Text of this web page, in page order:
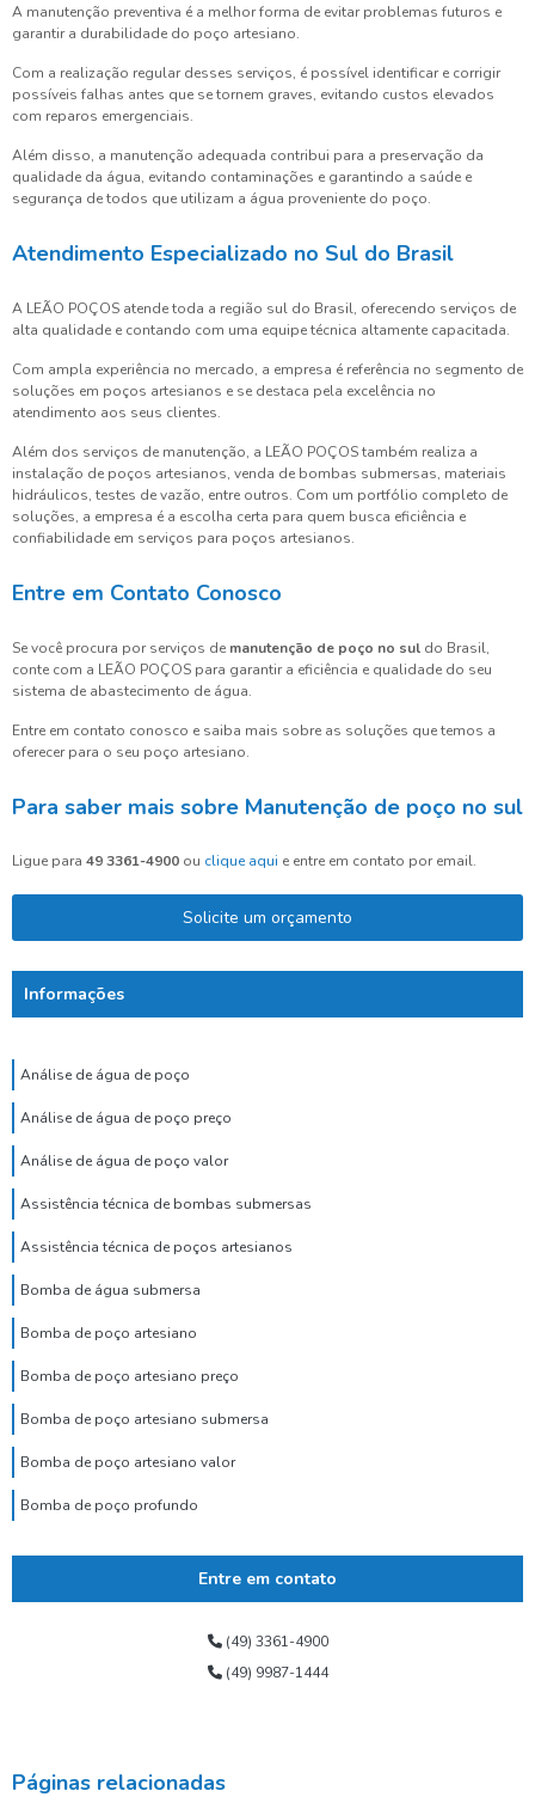
A manutenção preventiva é a melhor forma de evitar problemas futuros e
garantir a durabilidade do poço artesiano.
Com a realização regular desses serviços, é possível identificar e corrigir
possíveis falhas antes que se tornem graves, evitando custos elevados
com reparos emergenciais.
Além disso, a manutenção adequada contribui para a preservação da
qualidade da água, evitando contaminações e garantindo a saúde e
segurança de todos que utilizam a água proveniente do poço.
Atendimento Especializado no Sul do Brasil
A LEÃO POÇOS atende toda a região sul do Brasil, oferecendo serviços de
alta qualidade e contando com uma equipe técnica altamente capacitada.
Com ampla experiência no mercado, a empresa é referência no segmento de
soluções em poços artesianos e se destaca pela excelência no
atendimento aos seus clientes.
Além dos serviços de manutenção, a LEÃO POÇOS também realiza a
instalação de poços artesianos, venda de bombas submersas, materiais
hidráulicos, testes de vazão, entre outros. Com um portfólio completo de
soluções, a empresa é a escolha certa para quem busca eficiência e
confiabilidade em serviços para poços artesianos.
Entre em Contato Conosco
Se você procura por serviços de manutenção de poço no sul do Brasil,
conte com a LEÃO POÇOS para garantir a eficiência e qualidade do seu
sistema de abastecimento de água.
Entre em contato conosco e saiba mais sobre as soluções que temos a
oferecer para o seu poço artesiano.
Para saber mais sobre Manutenção de poço no sul
Ligue para 49 3361-4900 ou clique aqui e entre em contato por email.
Solicite um orçamento
Informações
Análise de água de poço
Análise de água de poço preço
Análise de água de poço valor
Assistência técnica de bombas submersas
Assistência técnica de poços artesianos
Bomba de água submersa
Bomba de poço artesiano
Bomba de poço artesiano preço
Bomba de poço artesiano submersa
Bomba de poço artesiano valor
Bomba de poço profundo
Bomba submersa alta vazão
Entre em contato
(49) 3361-4900
(49) 9987-1444
Páginas relacionadas